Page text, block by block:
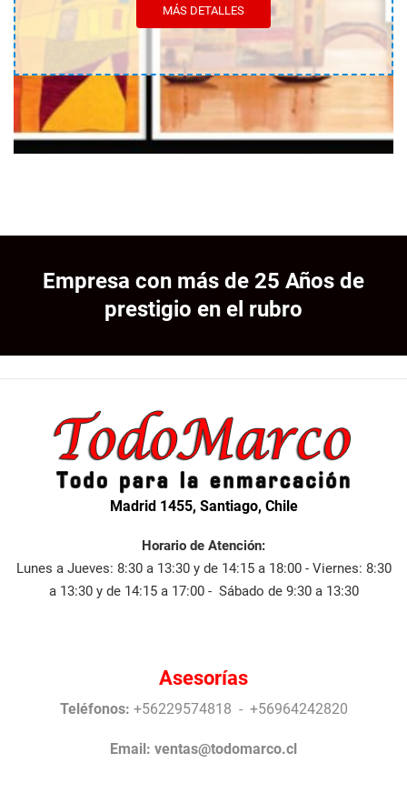
MÁS DETALLES
Empresa con más de 25 Años de
prestigio en el rubro
Madrid 1455, Santiago, Chile
Horario de Atención:
Lunes a Jueves: 8:30 a 13:30 y de 14:15 a 18:00 - Viernes: 8:30
a 13:30 y de 14:15 a 17:00 - Sábado de 9:30 a 13:30
Asesorías
Teléfonos: +56229574818 - +56964242820
Email: ventas@todomarco.cl